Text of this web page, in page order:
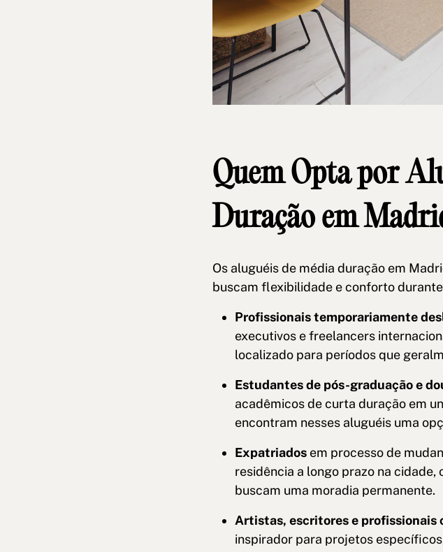
Quem Opta por
Duração em
Os aluguéis de média duração em
buscam flexibilidade e conforto
Profissionais temporariamente
executivos e freelancers
localizado para períodos que
Estudantes de pós-graduação e
acadêmicos de curta duração em
encontram nesses aluguéis uma
Expatriados em processo de
residência a longo prazo na
buscam uma moradia permanente.
Artistas, escritores e profissionais
inspirador para projetos